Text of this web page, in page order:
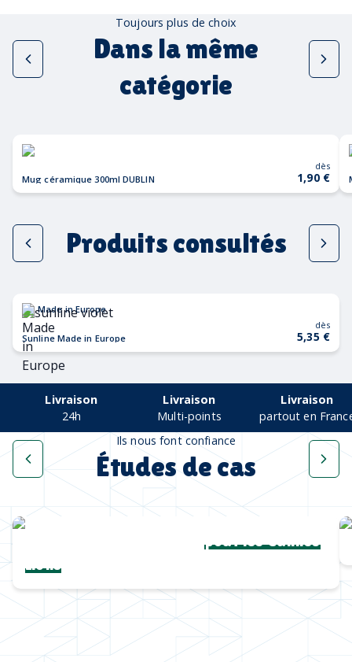
Toujours plus de choix
Dans la même
catégorie
Mug céramique 300ml DUBLIN
dès
1,90 €
Produits consultés
Made in Europe
Sunline Made in Europe
dès
5,35 €
Livraison
24h
Livraison
Multi-points
Livraison
partout en
Ils nous font confiance
Études de cas
Une collection complètepour les Cannes
Lions